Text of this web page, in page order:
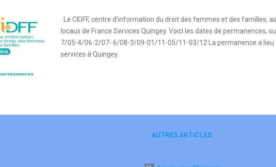
Le CIDFF, centre d'information du droit des femmes et des familles,
locaux de France Services Quingey. Voici les dates de permanences,
7/05-4/06-2/07- 6/08-3/09-01/11-05/11-03/12 La permanence a lieu
services à Quingey.
AUTRES ARTICLES